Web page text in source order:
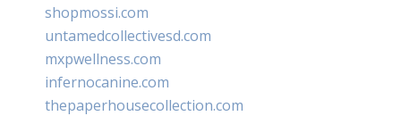
shopmossi.com
untamedcollectivesd.com
mxpwellness.com
infernocanine.com
thepaperhousecollection.com